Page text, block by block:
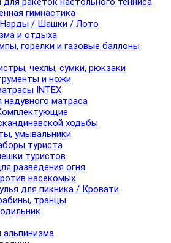
гимнастика
/ Шашки / Лото
и отдыха
горелки и газовые баллоны
чехлы, сумки, рюкзаки
и ножи
INTEX
матраса
ходьбы
умывальники
туриста
туристов
разведения огня
насекомых
для пикника / Кровати
транцы